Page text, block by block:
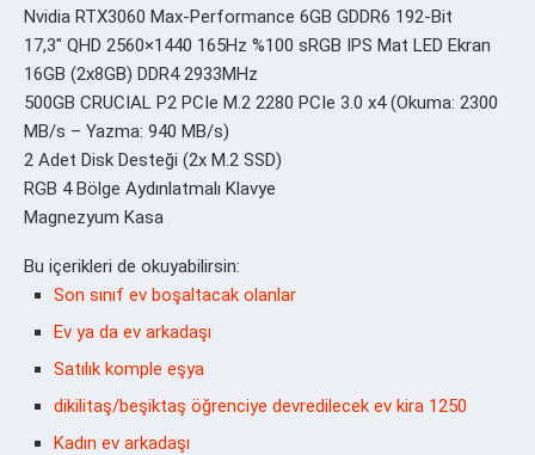
Nvidia RTX3060 Max-Performance 6GB GDDR6 192-Bit
17,3″ QHD 2560×1440 165Hz %100 sRGB IPS Mat LED Ekran
16GB (2x8GB) DDR4 2933MHz
500GB CRUCIAL P2 PCIe M.2 2280 PCIe 3.0 x4 (Okuma: 2300
MB/s – Yazma: 940 MB/s)
2 Adet Disk Desteği (2x M.2 SSD)
RGB 4 Bölge Aydınlatmalı Klavye
Magnezyum Kasa
Bu içerikleri de okuyabilirsin:
Son sınıf ev boşaltacak olanlar
Ev ya da ev arkadaşı
Satılık komple eşya
dikilitaş/beşiktaş öğrenciye devredilecek ev kira 1250
Kadın ev arkadaşı